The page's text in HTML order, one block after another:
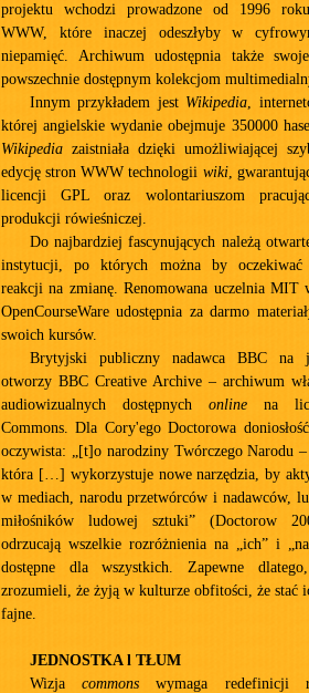
projektu wchodzi prowadzone od 1996
WWW, które inaczej odeszłyby w
niepamięć. Archiwum udostępnia także
powszechnie dostępnym kolekcjom
Innym przykładem jest Wikipedia,
której angielskie wydanie obejmuje 350000
Wikipedia zaistniała dzięki umożliwiającej
edycję stron WWW technologii wiki,
licencji GPL oraz wolontariuszom
produkcji rówieśniczej.
Do najbardziej fascynujących należą
instytucji, po których można by oczekiwać
reakcji na zmianę. Renomowana uczelnia MIT
OpenCourseWare udostępnia za darmo
swoich kursów.
Brytyjski publiczny nadawca BBC na
otworzy BBC Creative Archive – archiwum
audiowizualnych dostępnych online na
Commons. Dla Cory'ego Doctorowa
oczywista: „[t]o narodziny Twórczego Narodu
która […] wykorzystuje nowe narzędzia, by
w mediach, narodu przetwórców i nadawców,
miłośników ludowej sztuki” (Doctorow
odrzucają wszelkie rozróżnienia na „ich” i
dostępne dla wszystkich. Zapewne
zrozumieli, że żyją w kulturze obfitości, że stać
fajne.
JEDNOSTKA l TŁUM
Wizjacommons wymaga redefinicji